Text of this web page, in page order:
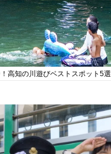
高知の川遊びベストスポット5選